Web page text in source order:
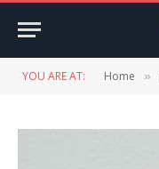
YOU ARE AT: Home »